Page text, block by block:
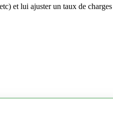
et lui ajuster un taux de